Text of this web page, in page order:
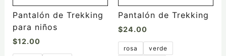
la
página
de
producto
Pantalón de Trekking
para niños
$12.00
la
página
de
producto
Pantalón de Trekking
$24.00
rosa
verde